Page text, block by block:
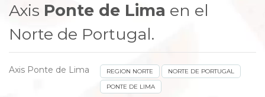
Axis Ponte de Lima en el
Norte de Portugal.
Axis Ponte de Lima REGION NORTE
NORTE DE PORTUGAL
PONTE DE LIMA